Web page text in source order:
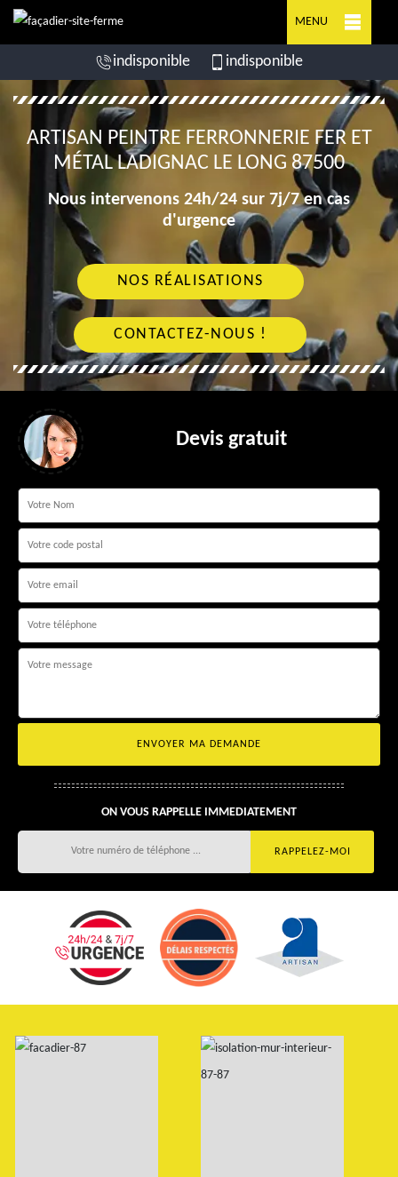
MENU
indisponible indisponible
ARTISAN PEINTRE FERRONNERIE FER ET
MÉTAL LADIGNAC LE LONG 87500
Nous intervenons 24h/24 sur 7j/7 en cas
d'urgence
NOS RÉALISATIONS
CONTACTEZ-NOUS !
Devis gratuit
ON VOUS RAPPELLE IMMEDIATEMENT